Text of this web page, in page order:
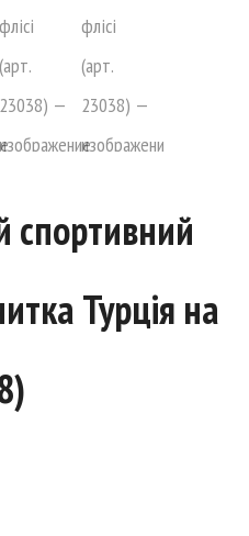
спортивний
Турція на